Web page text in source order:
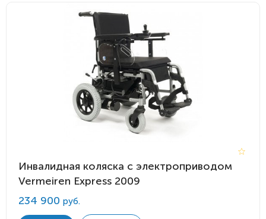
Инвалидная коляска с электроприводом
Vermeiren Express 2009
234 900 руб.